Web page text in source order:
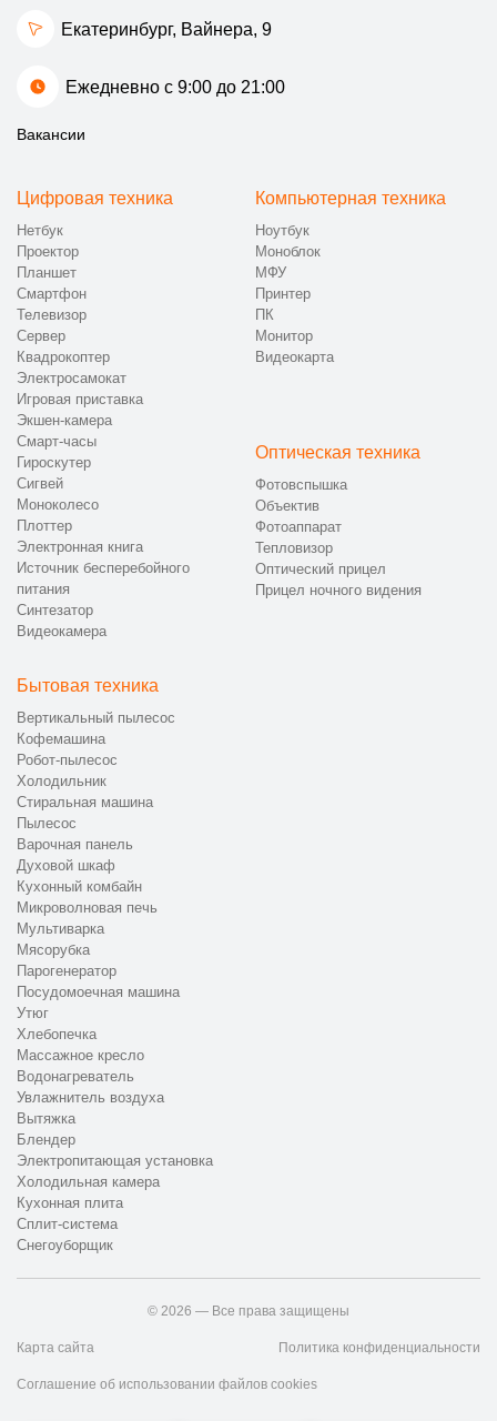
Екатеринбург, ​Вайнера, 9
Ежедневно с 9:00 до 21:00
Вакансии
Цифровая техника
Нетбук
Проектор
Планшет
Смартфон
Телевизор
Сервер
Квадрокоптер
Электросамокат
Игровая приставка
Экшен-камера
Смарт-часы
Гироскутер
Сигвей
Моноколесо
Плоттер
Электронная книга
Источник бесперебойного
питания
Синтезатор
Видеокамера
Компьютерная техника
Ноутбук
Моноблок
МФУ
Принтер
ПК
Монитор
Видеокарта
Оптическая техника
Фотовспышка
Объектив
Фотоаппарат
Тепловизор
Оптический прицел
Прицел ночного видения
Бытовая техника
Вертикальный пылесос
Кофемашина
Робот-пылесос
Холодильник
Стиральная машина
Пылесос
Варочная панель
Духовой шкаф
Кухонный комбайн
Микроволновая печь
Мультиварка
Мясорубка
Парогенератор
Посудомоечная машина
Утюг
Хлебопечка
Массажное кресло
Водонагреватель
Увлажнитель воздуха
Вытяжка
Блендер
Электропитающая установка
Холодильная камера
Кухонная плита
Сплит-система
Снегоуборщик
© 2026 — Все права защищены
Карта сайта Политика конфиденциальности
Соглашение об использовании файлов cookies